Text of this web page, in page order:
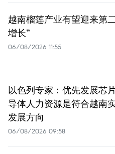
越南榴莲产业有望迎来第
增长”
06/08/2026 11:55
以色列专家：优先发展芯
导体人力资源是符合越南
发展方向
06/08/2026 09:58